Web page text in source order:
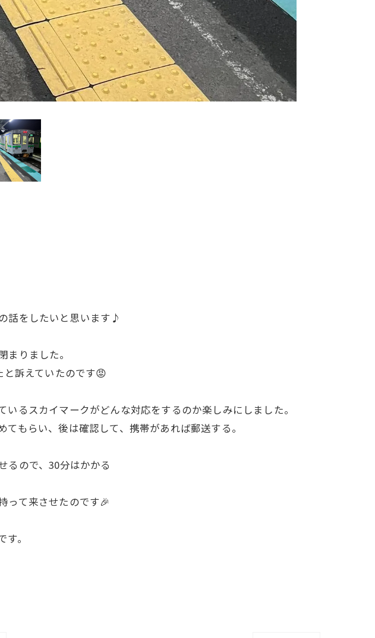
話をしたいと思います♪
りました。
訴えていたのです😡
るスカイマークがどんな対応をするのか楽しみにしました。
もらい、後は確認して、携帯があれば郵送する。
るので、30分はかかる
って来させたのです🎉
。